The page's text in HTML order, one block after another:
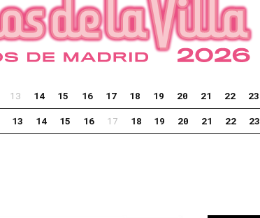
13 14 15 16 17 18 19 20 21 22 23
13 14 15 16 17 18 19 20 21 22 23